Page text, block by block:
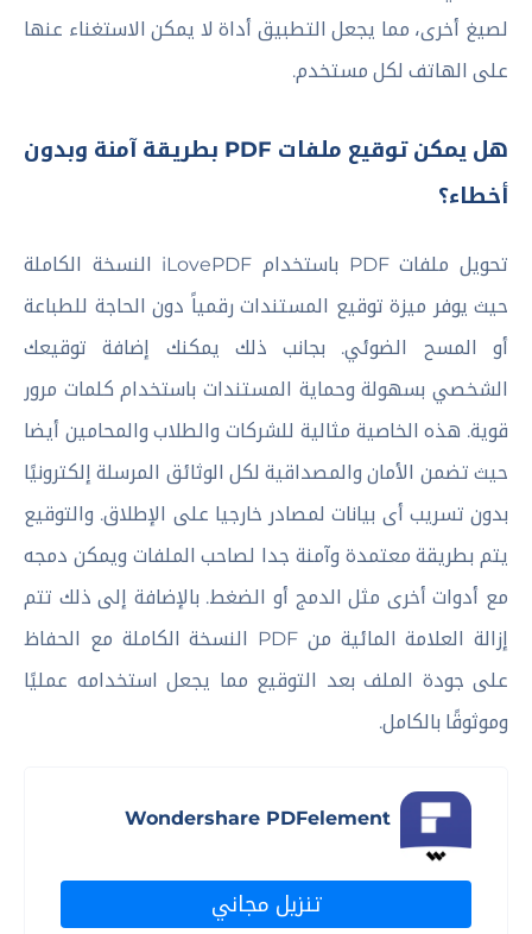
لصيغ أخرى، مما يجعل التطبيق أداة لا يمكن الاستغناء عنها
على الهاتف لكل مستخدم.
هل يمكن توقيع ملفات PDF بطريقة آمنة وبدون
أخطاء؟
تحويل ملفات PDF باستخدام iLovePDF النسخة الكاملة
حيث يوفر ميزة توقيع المستندات رقمياً دون الحاجة للطباعة
أو المسح الضوئي. بجانب ذلك يمكنك إضافة توقيعك
الشخصي بسهولة وحماية المستندات باستخدام كلمات مرور
قوية. هذه الخاصية مثالية للشركات والطلاب والمحامين أيضا
حيث تضمن الأمان والمصداقية لكل الوثائق المرسلة إلكترونيًا
بدون تسريب أى بيانات لمصادر خارجيا على الإطلاق. والتوقيع
يتم بطريقة معتمدة وآمنة جدا لصاحب الملفات ويمكن دمجه
مع أدوات أخرى مثل الدمج أو الضغط. بالإضافة إلى ذلك تتم
إزالة العلامة المائية من PDF النسخة الكاملة مع الحفاظ
على جودة الملف بعد التوقيع مما يجعل استخدامه عمليًا
وموثوقًا بالكامل.
Wondershare PDFelement
تنزيل مجاني